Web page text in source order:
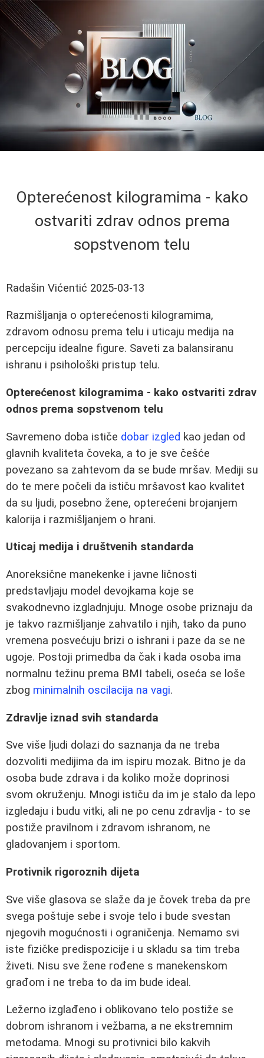
Opterećenost kilogramima - kako
ostvariti zdrav odnos prema
sopstvenom telu
Radašin Vićentić 2025-03-13
Razmišljanja o opterećenosti kilogramima,
zdravom odnosu prema telu i uticaju medija na
percepciju idealne figure. Saveti za balansiranu
ishranu i psihološki pristup telu.
Opterećenost kilogramima - kako ostvariti zdrav
odnos prema sopstvenom telu
Savremeno doba ističe dobar izgled kao jedan od
glavnih kvaliteta čoveka, a to je sve češće
povezano sa zahtevom da se bude mršav. Mediji su
do te mere počeli da ističu mršavost kao kvalitet
da su ljudi, posebno žene, opterećeni brojanjem
kalorija i razmišljanjem o hrani.
Uticaj medija i društvenih standarda
Anoreksične manekenke i javne ličnosti
predstavljaju model devojkama koje se
svakodnevno izgladnjuju. Mnoge osobe priznaju da
je takvo razmišljanje zahvatilo i njih, tako da puno
vremena posvećuju brizi o ishrani i paze da se ne
ugoje. Postoji primedba da čak i kada osoba ima
normalnu težinu prema BMI tabeli, oseća se loše
zbog minimalnih oscilacija na vagi.
Zdravlje iznad svih standarda
Sve više ljudi dolazi do saznanja da ne treba
dozvoliti medijima da im ispiru mozak. Bitno je da
osoba bude zdrava i da koliko može doprinosi
svom okruženju. Mnogi ističu da im je stalo da lepo
izgledaju i budu vitki, ali ne po cenu zdravlja - to se
postiže pravilnom i zdravom ishranom, ne
gladovanjem i sportom.
Protivnik rigoroznih dijeta
Sve više glasova se slaže da je čovek treba da pre
svega poštuje sebe i svoje telo i bude svestan
njegovih mogućnosti i ograničenja. Nemamo svi
iste fizičke predispozicije i u skladu sa tim treba
živeti. Nisu sve žene rođene s manekenskom
građom i ne treba to da im bude ideal.
Ležerno izglađeno i oblikovano telo postiže se
dobrom ishranom i vežbama, a ne ekstremnim
metodama. Mnogi su protivnici bilo kakvih